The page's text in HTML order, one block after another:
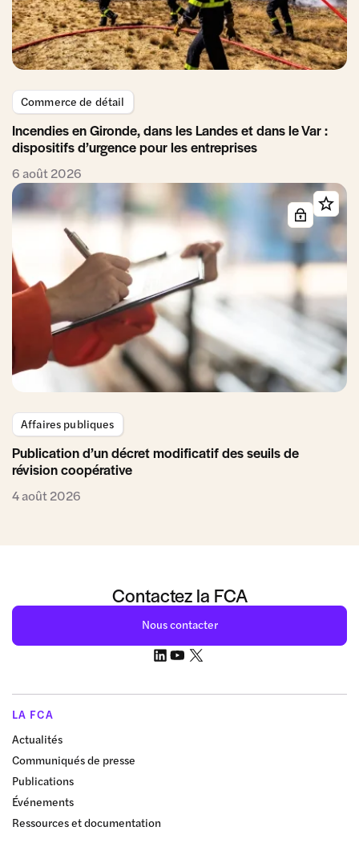
Commerce de détail
Incendies en Gironde, dans les Landes et dans le Var :
dispositifs d’urgence pour les entreprises
6 août 2026
Affaires publiques
Publication d’un décret modificatif des seuils de
révision coopérative
4 août 2026
Contactez la FCA
Nous contacter
LA FCA
Actualités
Communiqués de presse
Publications
Événements
Ressources et documentation